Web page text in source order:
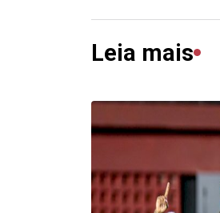
Leia mais